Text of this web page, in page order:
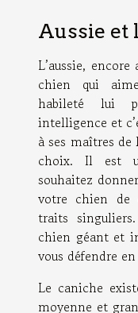
Aussie et
L’aussie,
chien qui
habileté lui
intelligence et
à ses maîtres
choix. Il est
souhaitez
votre chien de
traits
chien géant et
vous défendre
Le caniche
moyenne et